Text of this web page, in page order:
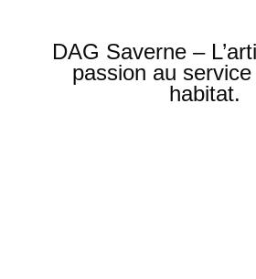
DAG Saverne –
passion au
habitat.